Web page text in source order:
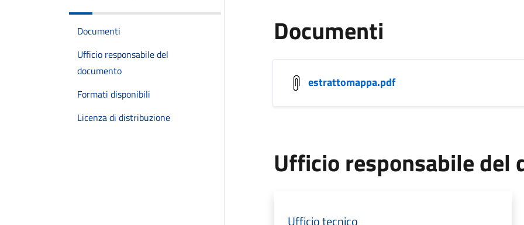
Documenti
Ufficio responsabile del
documento
Formati disponibili
Licenza di distribuzione
Documenti
estrattomappa.pdf
Ufficio responsabile del
Ufficio tecnico